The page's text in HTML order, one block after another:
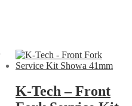
K-Tech – Front